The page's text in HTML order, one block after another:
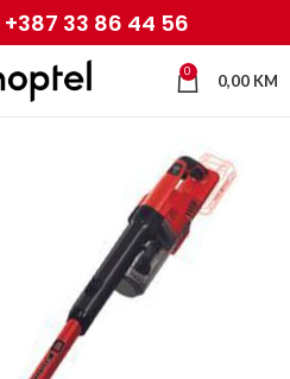
+387 33 86 44 56
0 0,00 KM